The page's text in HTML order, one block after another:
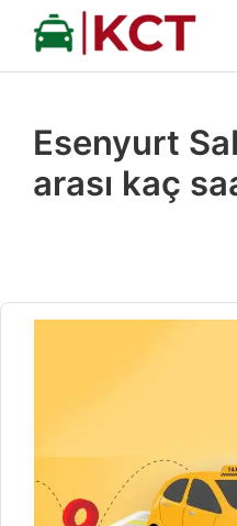
İçeriğe
Esenyurt
arası kaç